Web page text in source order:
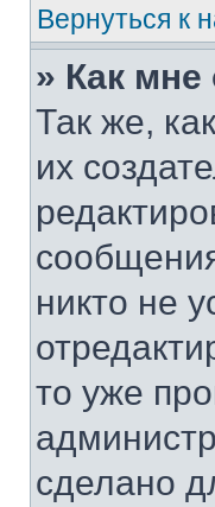
Вернуться к
» Как мне
Так же,
их
никто не
то уже
сделано